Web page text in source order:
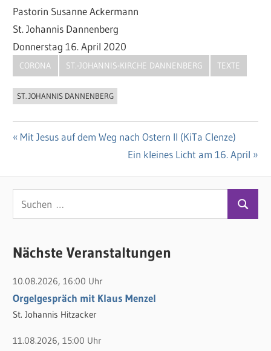
Pastorin Susanne Ackermann
St. Johannis Dannenberg
Donnerstag 16. April 2020
CORONA ST.-JOHANNIS-KIRCHE DANNENBERG TEXTE
ST. JOHANNIS DANNENBERG
Beitragsnavigation
Vorheriger
Mit Jesus auf dem Weg nach Ostern II (KiTa Clenze)
Nächster
Ein kleines Licht am 16. April
u
h
n
n
a
c
Nächste Veranstaltungen
10.08.2026, 16:00 Uhr
Orgelgespräch mit Klaus Menzel
St. Johannis Hitzacker
11.08.2026, 15:00 Uhr